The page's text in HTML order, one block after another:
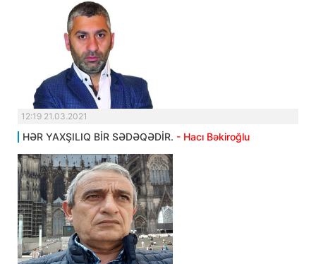
12:19 21.03.2021
HƏR YAXŞILIQ BİR SƏDƏQƏDİR. - Hacı Bəkiroğlu